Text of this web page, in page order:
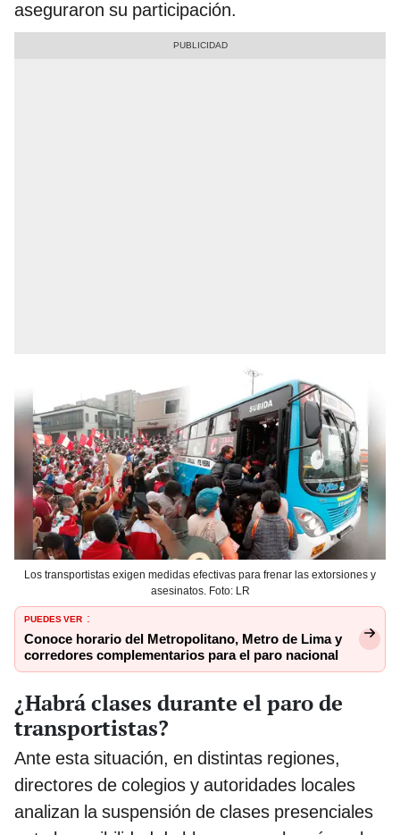
aseguraron su participación.
Los transportistas exigen medidas efectivas para frenar las extorsiones y
asesinatos. Foto: LR
PUEDES VER :
Conoce horario del Metropolitano, Metro de Lima y
corredores complementarios para el paro nacional
¿Habrá clases durante el paro de
transportistas?
Ante esta situación, en distintas regiones,
directores de colegios y autoridades locales
analizan la suspensión de clases presenciales